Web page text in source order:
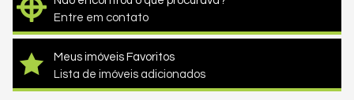
Entre em contato
Meus imóveis Favoritos
Lista de imóveis adicionados